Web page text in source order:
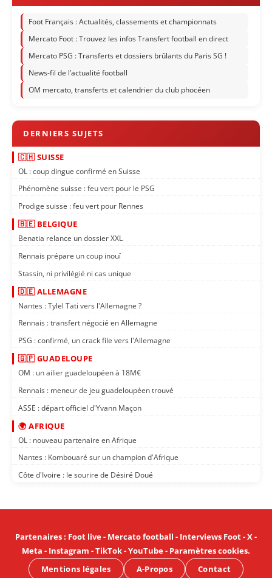
Foot Français : Actualités, classements et championnats
Mercato Foot : Trouvez les infos Transfert football en direct
Mercato PSG : Transferts et dossiers brûlants du Paris SG !
News-fil de l’actualité football
OM mercato, transferts et calendrier du club phocéen
🇨🇭 SUISSE
OL : coup dingue confirmé en Suisse
Phénomène suisse : feu vert pour le PSG
Prodige suisse : feu vert pour Rennes
🇧🇪 BELGIQUE
Benatia relance un dossier XXL
Rennais prépare un coup inouï
Stassin, ni privilégié ni cas unique
🇩🇪 ALLEMAGNE
Nantes : Tylel Tati vers l'Allemagne ?
Rennais : transfert négocié en Allemagne
PSG : confirmé, un crack file vers l'Allemagne
🇬🇵 GUADELOUPE
OM : un ailier guadeloupéen à 18M€
Rennais : meneur de jeu guadeloupéen trouvé
ASSE : départ officiel d'Yvann Maçon
🌍 AFRIQUE
OL : nouveau partenaire en Afrique
Nantes : Kombouaré sur un champion d'Afrique
Côte d'Ivoire : le sourire de Désiré Doué
Partenaires: Foot live- Mercato football - Interviews Foot-X-
Meta - Instagram -TikTok-YouTube- Paramètres cookies.
Mentions légales
A-Propos Contact